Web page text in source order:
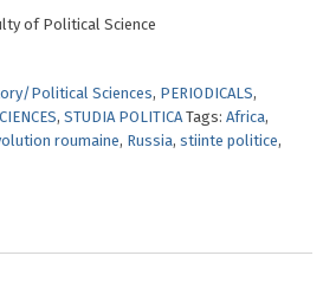
of Political Science
Political Sciences, PERIODICALS,
, STUDIA POLITICA Tags: Africa,
roumaine, Russia, stiinte politice,